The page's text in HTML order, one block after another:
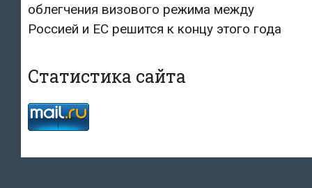
облегчения визового режима между
Россией и ЕС решится к концу этого года
Статистика сайта